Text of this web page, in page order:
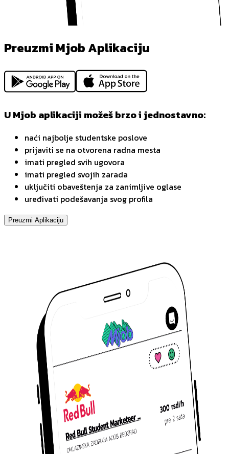
Preuzmi Mjob Aplikaciju
U Mjob aplikaciji možeš brzo i jednostavno:
naći najbolje studentske poslove
prijaviti se na otvorena radna mesta
imati pregled svih ugovora
imati pregled svojih zarada
uključiti obaveštenja za zanimljive oglase
uređivati podešavanja svog profila
Preuzmi Aplikaciju